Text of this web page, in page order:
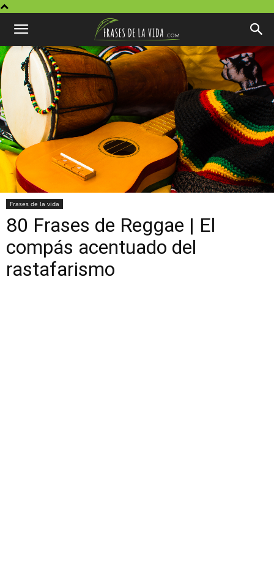
Frases de la vida
80 Frases de Reggae | El
compás acentuado del
rastafarismo